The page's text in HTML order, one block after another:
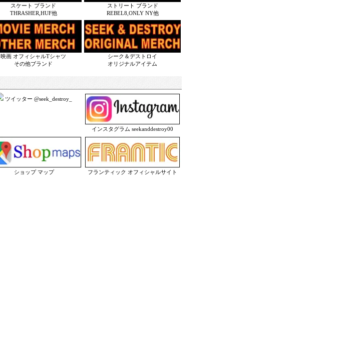
スケート ブランド
THRASHER,HUF他
ストリート ブランド
REBEL8,ONLY NY他
映画 オフィシャルTシャツ
その他ブランド
シーク＆デストロイ
オリジナルアイテム
ツイッター @seek_destroy_
インスタグラム seekanddestroy00
ショップ マップ フランティック オフィシャルサイト